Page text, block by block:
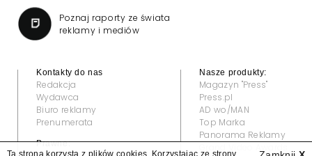
Poznaj raporty ze świata
reklamy i mediów
Kontakty do nas
Redakcja
Wydawca
Biuro reklamy
Prenumerata
Prawne:
Nasze produkty:
Magazyn "Press"
Press.pl
AD wo/MAN
Top Marka
Panorama Reklamy
Ta strona korzysta z plików cookies. Korzystając ze strony